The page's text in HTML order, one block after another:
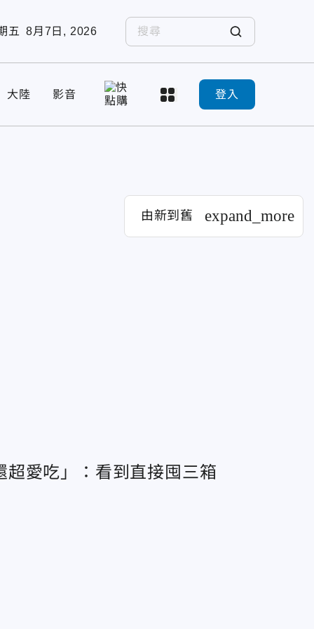
五 8月7日, 2026
大陸 影音 登入
由新到舊 expand_more
愛吃」：看到直接囤三箱